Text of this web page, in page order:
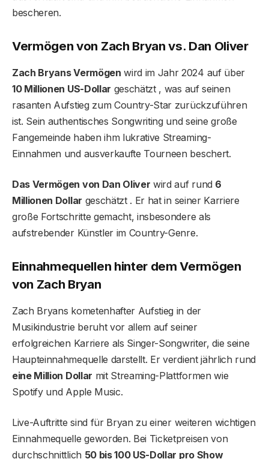
bescheren.
Vermögen von Zach Bryan vs. Dan Oliver
Zach Bryans Vermögen wird im Jahr 2024 auf über
10 Millionen US-Dollar geschätzt , was auf seinen
rasanten Aufstieg zum Country-Star zurückzuführen
ist. Sein authentisches Songwriting und seine große
Fangemeinde haben ihm lukrative Streaming-
Einnahmen und ausverkaufte Tourneen beschert.
Das Vermögen von Dan Oliver wird auf rund 6
Millionen Dollar geschätzt . Er hat in seiner Karriere
große Fortschritte gemacht, insbesondere als
aufstrebender Künstler im Country-Genre.
Einnahmequellen hinter dem Vermögen
von Zach Bryan
Zach Bryans kometenhafter Aufstieg in der
Musikindustrie beruht vor allem auf seiner
erfolgreichen Karriere als Singer-Songwriter, die seine
Haupteinnahmequelle darstellt. Er verdient jährlich rund
eine Million Dollar mit Streaming-Plattformen wie
Spotify und Apple Music.
Live-Auftritte sind für Bryan zu einer weiteren wichtigen
Einnahmequelle geworden. Bei Ticketpreisen von
durchschnittlich 50 bis 100 US-Dollar pro Show